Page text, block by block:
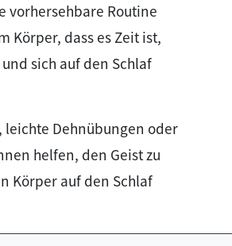
vorhersehbare Routine
Körper, dass es Zeit ist,
sich auf den Schlaf
leichte Dehnübungen oder
helfen, den Geist zu
Körper auf den Schlaf